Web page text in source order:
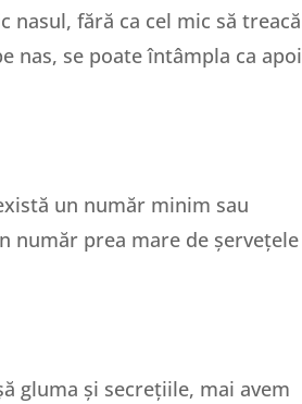
fără ca cel mic să treacă
nas, se poate întâmpla ca apoi
un număr minim sau
număr prea mare de șervețele
gluma și secrețiile, mai avem